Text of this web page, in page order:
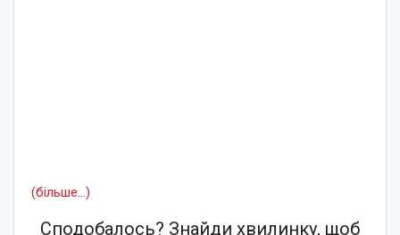
(більше…)
Сподобалось? Знайди хвилинку, щоб